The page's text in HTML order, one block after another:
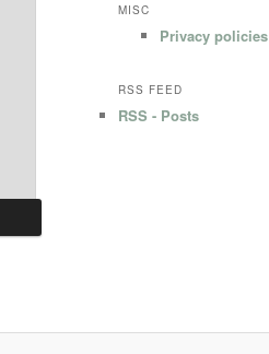
rMISC
Privacy policies
RSS FEED
RSS - Posts